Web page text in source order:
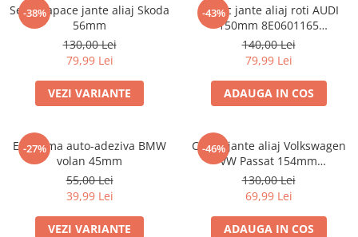
-38%
Set 4 Capace jante aliaj Skoda
56mm
130,00 Lei
79,99 Lei
VEZI VARIANTE
-43%
Capac jante aliaj roti AUDI
150mm 8E0601165
(8ED601165 )
140,00 Lei
79,99 Lei
ADAUGA IN COS
-27%
Emblema auto-adeziva BMW
volan 45mm
55,00 Lei
39,99 Lei
VEZI VARIANTE
-46%
Capac jante aliaj Volkswagen
VW Passat 154mm
1K0601149EQZQ
130,00 Lei
69,99 Lei
ADAUGA IN COS